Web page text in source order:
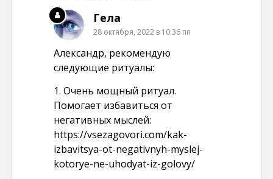
Гела
28 октября, 2022 в 10:36 пп
Александр, рекомендую
следующие ритуалы:
1. Очень мощный ритуал.
Помогает избавиться от
негативных мыслей:
https://vsezagovori.com/kak-
izbavitsya-ot-negativnyh-myslej-
kotorye-ne-uhodyat-iz-golovy/